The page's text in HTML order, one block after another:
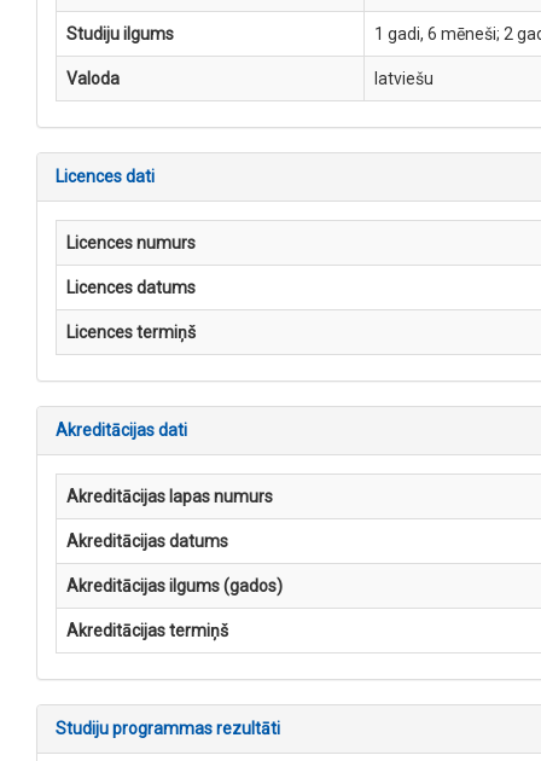
Studiju ilgums 1 gadi, 6 mēneši; 2
Valoda latviešu
Licences dati
Licences numurs
Licences datums
Licences termiņš
Akreditācijas dati
Akreditācijas lapas numurs
Akreditācijas datums
Akreditācijas ilgums (gados)
Akreditācijas termiņš
Studiju programmas rezultāti